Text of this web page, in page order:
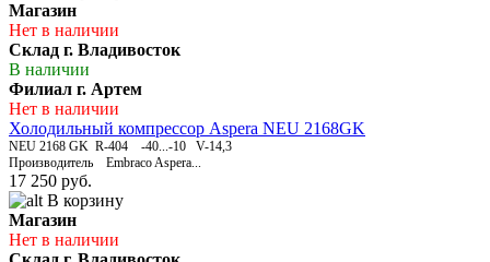
Магазин
Нет в наличии
Склад г. Владивосток
В наличии
Филиал г. Артем
Нет в наличии
Холодильный компрессор Aspera NEU 2168GK
NEU 2168 GK R-404 -40...-10 V-14,3
Производитель Embraco Aspera...
17 250 руб.
В корзину
Магазин
Нет в наличии